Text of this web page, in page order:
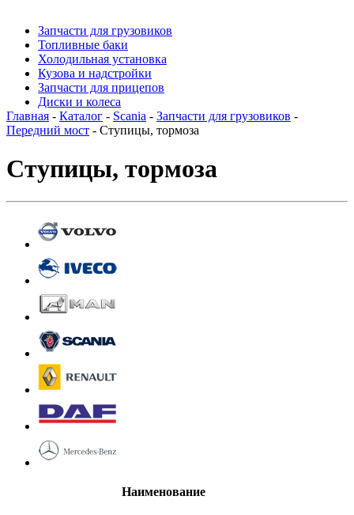
Запчасти для грузовиков
Топливные баки
Холодильная установка
Кузова и надстройки
Запчасти для прицепов
Диски и колеса
Главная - Каталог - Scania - Запчасти для грузовиков -
Передний мост - Ступицы, тормоза
Ступицы, тормоза
Наименование